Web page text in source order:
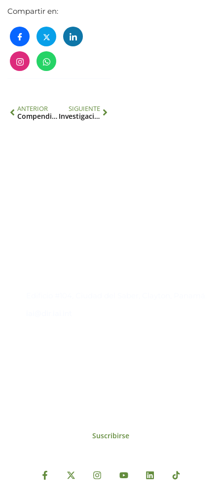
Compartir en:
ANTERIOR
Compendio 2025 del IAI: “Biodiversidad en América Latina y el Caribe”
SIGUIENTE
Investigación transdisciplinaria en acción en América Latina y el Caribe: Estudios de caso
Suscribirse